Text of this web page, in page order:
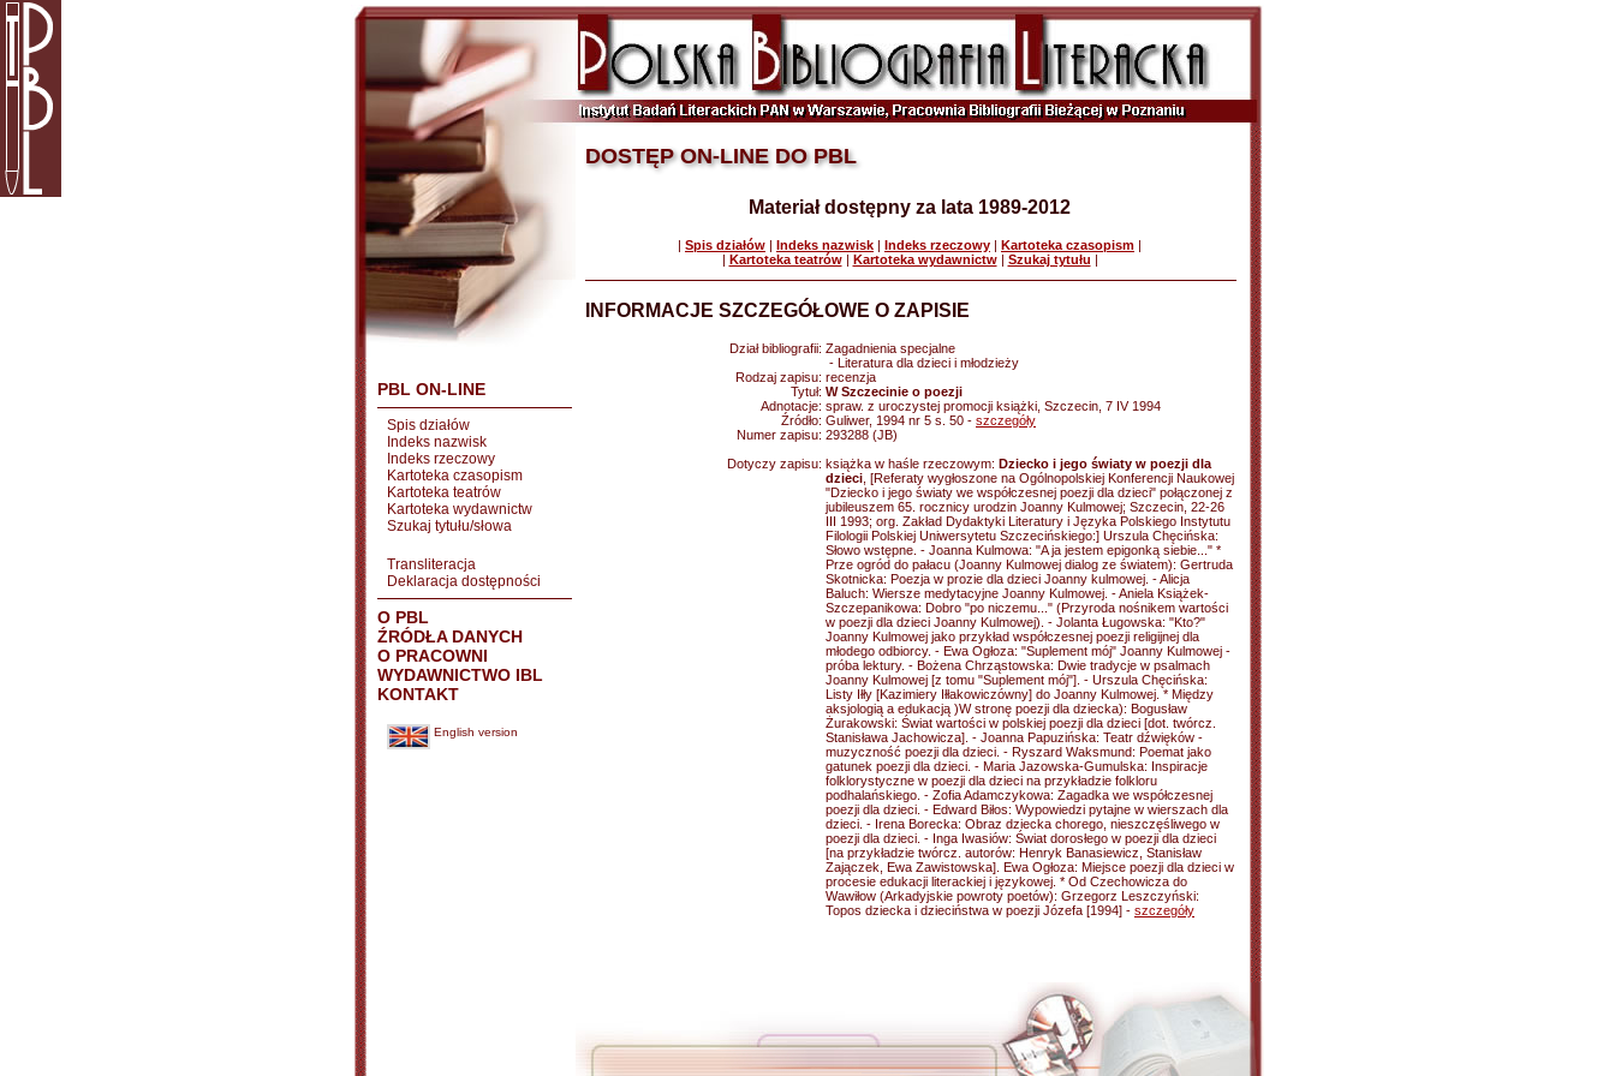
PBL ON-LINE
Spis działów
Indeks nazwisk
Indeks rzeczowy
Kartoteka czasopism
Kartoteka teatrów
Kartoteka wydawnictw
Szukaj tytułu/słowa
Transliteracja
Deklaracja dostępności
O PBL
ŹRÓDŁA DANYCH
O PRACOWNI
WYDAWNICTWO IBL
KONTAKT
English version
DOSTĘP ON-LINE DO PBL
Materiał dostępny za lata 1989-2012
| Spis działów | Indeks nazwisk | Indeks rzeczowy | Kartoteka czasopism |
| Kartoteka teatrów| Kartoteka wydawnictw| Szukaj tytułu |
INFORMACJE SZCZEGÓŁOWE O ZAPISIE
Dział bibliografii: Zagadnienia specjalne
- Literatura dla dzieci i młodzieży
Rodzaj zapisu: recenzja
Tytuł: W Szczecinie o poezji
Adnotacje: spraw. z uroczystej promocji książki, Szczecin, 7 IV 1994
Źródło: Guliwer, 1994 nr 5 s. 50 - szczegóły
Numer zapisu: 293288 (JB)
Dotyczy zapisu: książka w haśle rzeczowym: Dziecko i jego światy w poezji dla
dzieci , [Referaty wygłoszone na Ogólnopolskiej Konferencji Naukowej
"Dziecko i jego światy we współczesnej poezji dla dzieci" połączonej z
jubileuszem 65. rocznicy urodzin Joanny Kulmowej; Szczecin, 22-26
III 1993; org. Zakład Dydaktyki Literatury i Języka Polskiego Instytutu
Filologii Polskiej Uniwersytetu Szczecińskiego:] Urszula Chęcińska:
Słowo wstępne. - Joanna Kulmowa: "A ja jestem epigonką siebie..." *
Prze ogród do pałacu (Joanny Kulmowej dialog ze światem): Gertruda
Skotnicka: Poezja w prozie dla dzieci Joanny kulmowej. - Alicja
Baluch: Wiersze medytacyjne Joanny Kulmowej. - Aniela Książek-
Szczepanikowa: Dobro "po niczemu..." (Przyroda nośnikem wartości
w poezji dla dzieci Joanny Kulmowej). - Jolanta Ługowska: "Kto?"
Joanny Kulmowej jako przykład współczesnej poezji religijnej dla
młodego odbiorcy. - Ewa Ogłoza: "Suplement mój" Joanny Kulmowej -
próba lektury. - Bożena Chrząstowska: Dwie tradycje w psalmach
Joanny Kulmowej [z tomu "Suplement mój"]. - Urszula Chęcińska:
Listy Iłły [Kazimiery Iłłakowiczówny] do Joanny Kulmowej. * Między
aksjologią a edukacją )W stronę poezji dla dziecka): Bogusław
Żurakowski: Świat wartości w polskiej poezji dla dzieci [dot. twórcz.
Stanisława Jachowicza]. - Joanna Papuzińska: Teatr dźwięków -
muzyczność poezji dla dzieci. - Ryszard Waksmund: Poemat jako
gatunek poezji dla dzieci. - Maria Jazowska-Gumulska: Inspiracje
folklorystyczne w poezji dla dzieci na przykładzie folkloru
podhalańskiego. - Zofia Adamczykowa: Zagadka we współczesnej
poezji dla dzieci. - Edward Biłos: Wypowiedzi pytajne w wierszach dla
dzieci. - Irena Borecka: Obraz dziecka chorego, nieszczęśliwego w
poezji dla dzieci. - Inga Iwasiów: Świat dorosłego w poezji dla dzieci
[na przykładzie twórcz. autorów: Henryk Banasiewicz, Stanisław
Zajączek, Ewa Zawistowska]. Ewa Ogłoza: Miejsce poezji dla dzieci w
procesie edukacji literackiej i językowej. * Od Czechowicza do
Wawiłow (Arkadyjskie powroty poetów): Grzegorz Leszczyński:
Topos dziecka i dzieciństwa w poezji Józefa [1994] - szczegóły